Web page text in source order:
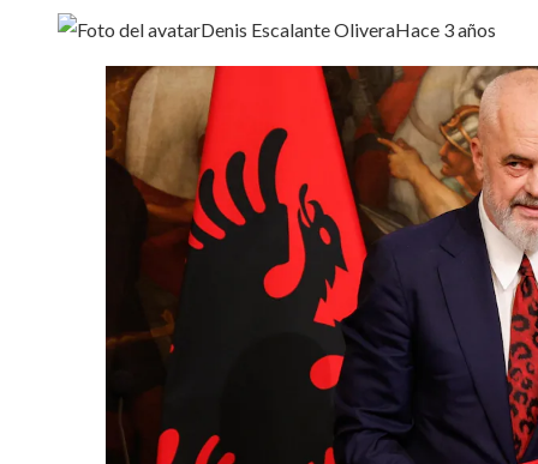
Denis Escalante OliveraHace 3 años